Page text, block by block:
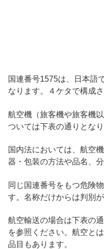
国連番号1575は、日本語
なります。４ケタで構成
航空機（旅客機や旅客機
ついては下表の通りとなり
国内法においては、航空
器・包装の方法や品名、
同じ国連番号をもつ危険
す。名称だけからは判別
航空輸送の場合は下表の
を参照ください。航空と
品目もあります。